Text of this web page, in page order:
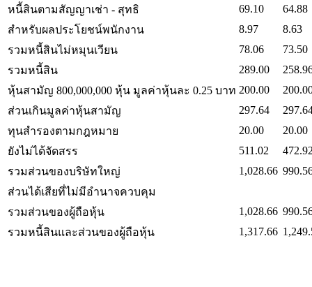
หนี้สินตามสัญญาเช่า - สุทธิ
69.10
64.88
สำหรับผลประโยชน์พนักงาน
8.97
8.63
รวมหนี้สินไม่หมุนเวียน
78.06
73.50
รวมหนี้สิน
289.00
หุ้นสามัญ 800,000,000 หุ้น มูลค่าหุ้นละ 0.25 บาท 200.00
ส่วนเกินมูลค่าหุ้นสามัญ
297.64
ทุนสำรองตามกฎหมาย
20.00
20.00
ยังไม่ได้จัดสรร
511.02
รวมส่วนของบริษัทใหญ่
1,028.66
ส่วนได้เสียที่ไม่มีอำนาจควบคุม
รวมส่วนของผู้ถือหุ้น
1,028.66
รวมหนี้สินและส่วนของผู้ถือหุ้น
1,317.66